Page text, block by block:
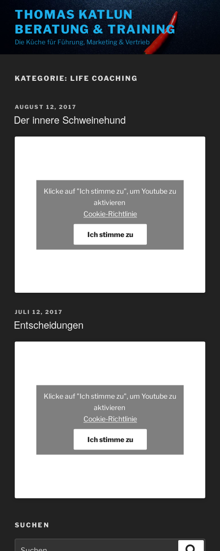
Inhalt
springen
THOMAS KATLUN
BERATUNG & TRAINING
Die Küche für Führung, Marketing & Vertrieb
KATEGORIE: LIFE COACHING
VERÖFFENTLICHT
AM
AUGUST 12, 2017
Der innere Schweinehund
Klicke auf "Ich stimme zu", um Youtube zu
aktivieren
Cookie-Richtlinie
Ich stimme zu
VERÖFFENTLICHT
AM
JULI 12, 2017
Entscheidungen
Klicke auf "Ich stimme zu", um Youtube zu
aktivieren
Cookie-Richtlinie
Ich stimme zu
SUCHEN